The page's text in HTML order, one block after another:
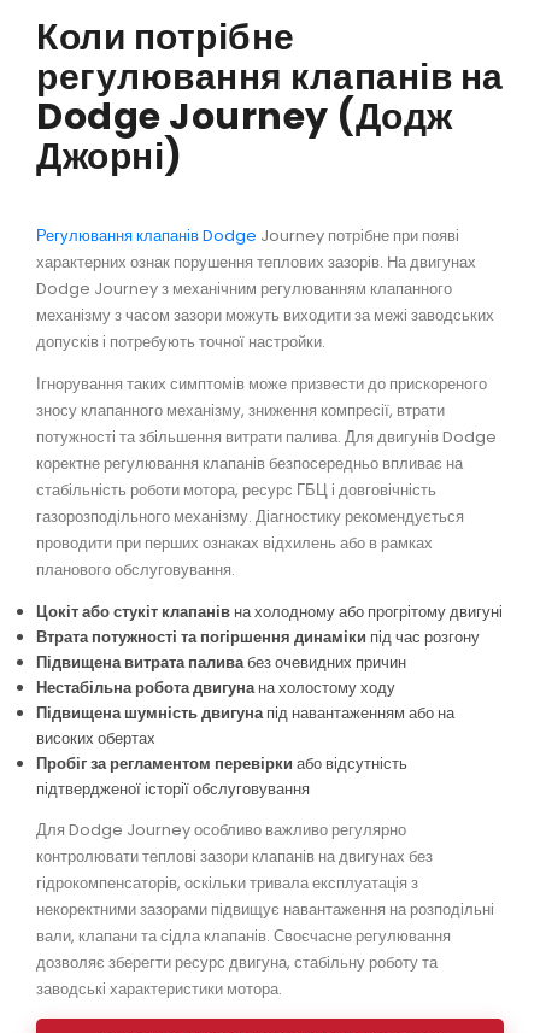
Коли потрібне
регулювання клапанів на
Dodge Journey (Додж
Джорні)
Регулювання клапанів Dodge Journey потрібне при появі
характерних ознак порушення теплових зазорів. На двигунах
Dodge Journey з механічним регулюванням клапанного
механізму з часом зазори можуть виходити за межі заводських
допусків і потребують точної настройки.
Ігнорування таких симптомів може призвести до прискореного
зносу клапанного механізму, зниження компресії, втрати
потужності та збільшення витрати палива. Для двигунів Dodge
коректне регулювання клапанів безпосередньо впливає на
стабільність роботи мотора, ресурс ГБЦ і довговічність
газорозподільного механізму. Діагностику рекомендується
проводити при перших ознаках відхилень або в рамках
планового обслуговування.
Цокіт або стукіт клапанів на холодному або прогрітому двигуні
Втрата потужності та погіршення динаміки під час розгону
Підвищена витрата паливабез очевидних причин
Нестабільна робота двигунана холостому ходу
Підвищена шумність двигунапід навантаженням або на
високих обертах
Пробіг за регламентом перевірки або відсутність
підтвердженої історії обслуговування
Для Dodge Journey особливо важливо регулярно
контролювати теплові зазори клапанів на двигунах без
гідрокомпенсаторів, оскільки тривала експлуатація з
некоректними зазорами підвищує навантаження на розподільні
вали, клапани та сідла клапанів. Своєчасне регулювання
дозволяє зберегти ресурс двигуна, стабільну роботу та
заводські характеристики мотора.